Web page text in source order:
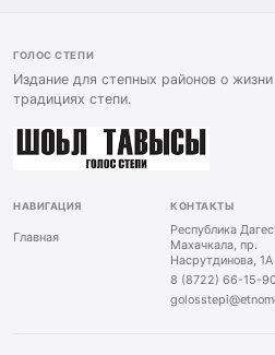
ГОЛОС СТЕПИ
Издание для степных районов о
традициях степи.
НАВИГАЦИЯ
Главная
КОНТАКТЫ
Республика
Махачкала, пр.
Насрутдинова, 1А
8 (8722) 66-15-90